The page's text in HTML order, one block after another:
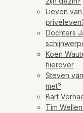
Lieven
Dochters
Koen
hierover
Steven
met?
Bart
Tim